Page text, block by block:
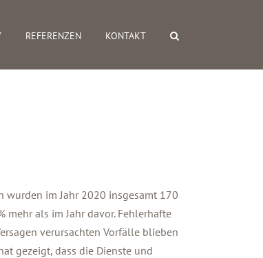
REFERENZEN KONTAKT
wurden im Jahr 2020 insgesamt 170
als im Jahr davor. Fehlerhafte
verursachten Vorfälle blieben
gezeigt, dass die Dienste und